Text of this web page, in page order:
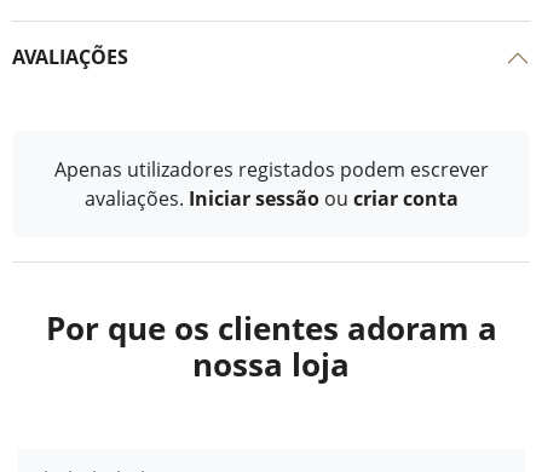
AVALIAÇÕES
Apenas utilizadores registados podem escrever
avaliações. Iniciar sessão ou criar conta
Por que os clientes adoram a
nossa loja